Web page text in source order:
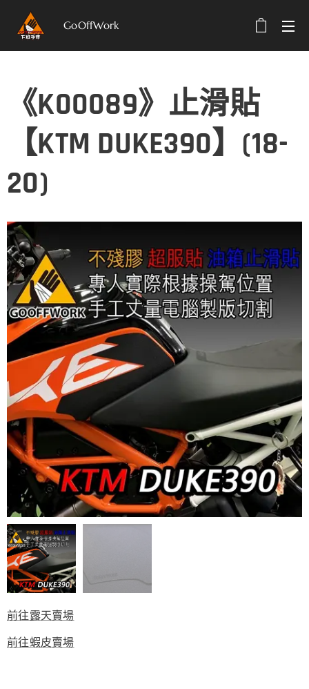
GoOffWork
《K00089》止滑貼
【KTM DUKE390】(18-
20)
前往露天賣場
前往蝦皮賣場